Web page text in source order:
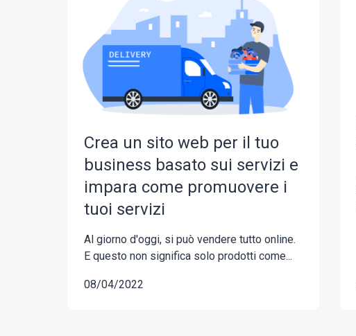
Crea un sito web per il tuo
business basato sui servizi e
impara come promuovere i
tuoi servizi
Al giorno d'oggi, si può vendere tutto online.
E questo non significa solo prodotti come...
08/04/2022